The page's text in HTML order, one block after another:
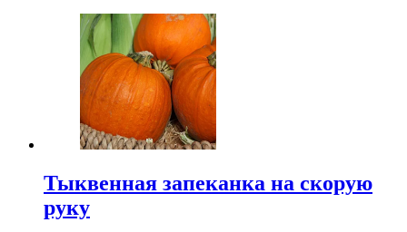
Тыквенная запеканка на скорую
руку